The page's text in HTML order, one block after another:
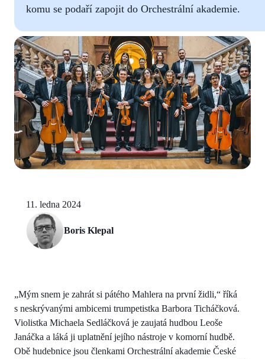
komu se podaří zapojit do Orchestrální akademie.
11. ledna 2024
Boris Klepal
„Mým snem je zahrát si pátého Mahlera na první židli,“ říká
s neskrývanými ambicemi trumpetistka Barbora Ticháčková.
Violistka Michaela Sedláčková je zaujatá hudbou Leoše
Janáčka a láká ji uplatnění jejího nástroje v komorní hudbě.
Obě hudebnice jsou členkami Orchestrální akademie České